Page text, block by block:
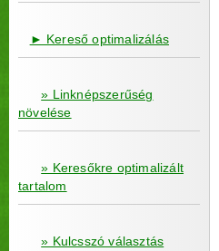
► Kereső optimalizálás
» Linknépszerűség
növelése
» Keresőkre optimalizált
tartalom
» Kulcsszó választás